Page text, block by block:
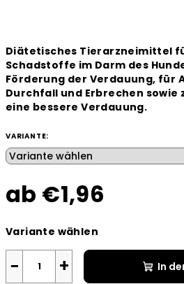
Diätetisches Tierarzneimittel
Schadstoffe im Darm des
Förderung der Verdauung, für
Durchfall und Erbrechen sowie
eine bessere Verdauung.
VARIANTE:
ab €1,96
Variante wählen
+
− In